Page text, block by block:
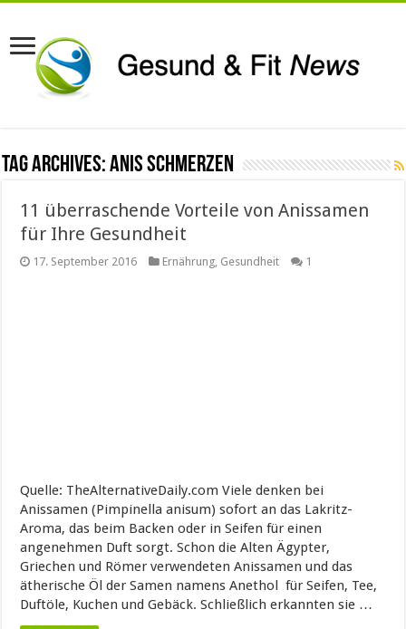
Tag Archives:anis schmerzen
11 überraschende Vorteile von Anissamen
für Ihre Gesundheit
17. September 2016 Ernährung Gesundheit 1
Quelle: TheAlternativeDaily.com Viele denken bei
Anissamen (Pimpinella anisum) sofort an das Lakritz-
Aroma, das beim Backen oder in Seifen für einen
angenehmen Duft sorgt. Schon die Alten Ägypter,
Griechen und Römer verwendeten Anissamen und das
ätherische Öl der Samen namens Anethol für Seifen, Tee,
Duftöle, Kuchen und Gebäck. Schließlich erkannten sie …